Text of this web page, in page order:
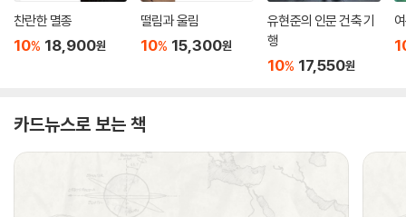
찬란한 멸종
10% 18,900원
떨림과 울림
10% 15,300원
유현준의 인문 건축 기
행
10% 17,550원
카드뉴스로 보는 책